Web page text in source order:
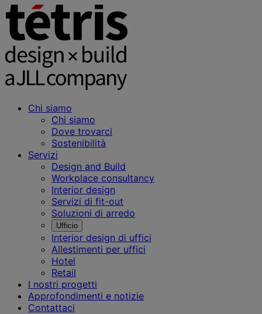
Chi siamo
Chi siamo
Dove trovarci
Sostenibilità
Servizi
Design and Build
Workplace consultancy
Interior design
Servizi di fit-out
Soluzioni di arredo
Ufficio
Interior design di uffici
Allestimenti per uffici
Hotel
Retail
I nostri progetti
Approfondimenti e notizie
Contattaci